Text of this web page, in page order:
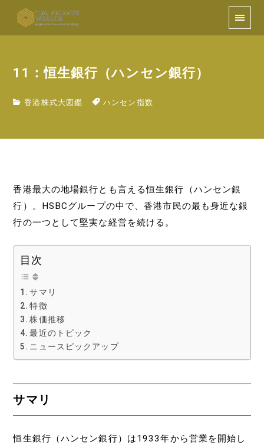
11：恒生銀行（ハンセン銀行）
香港株式大図鑑 ハンセン指数
香港最大の地場銀行とも言える恒生銀行（ハンセン銀
行）。HSBCグループの中で、香港市民の最も身近な銀
行の一つとして堅実な経営を続ける。
目次
サマリ
特徴
株価推移
最近のトピック
ニュースピックアップ
サマリ
恒生銀行（ハンセン銀行）は1933年から営業を開始し